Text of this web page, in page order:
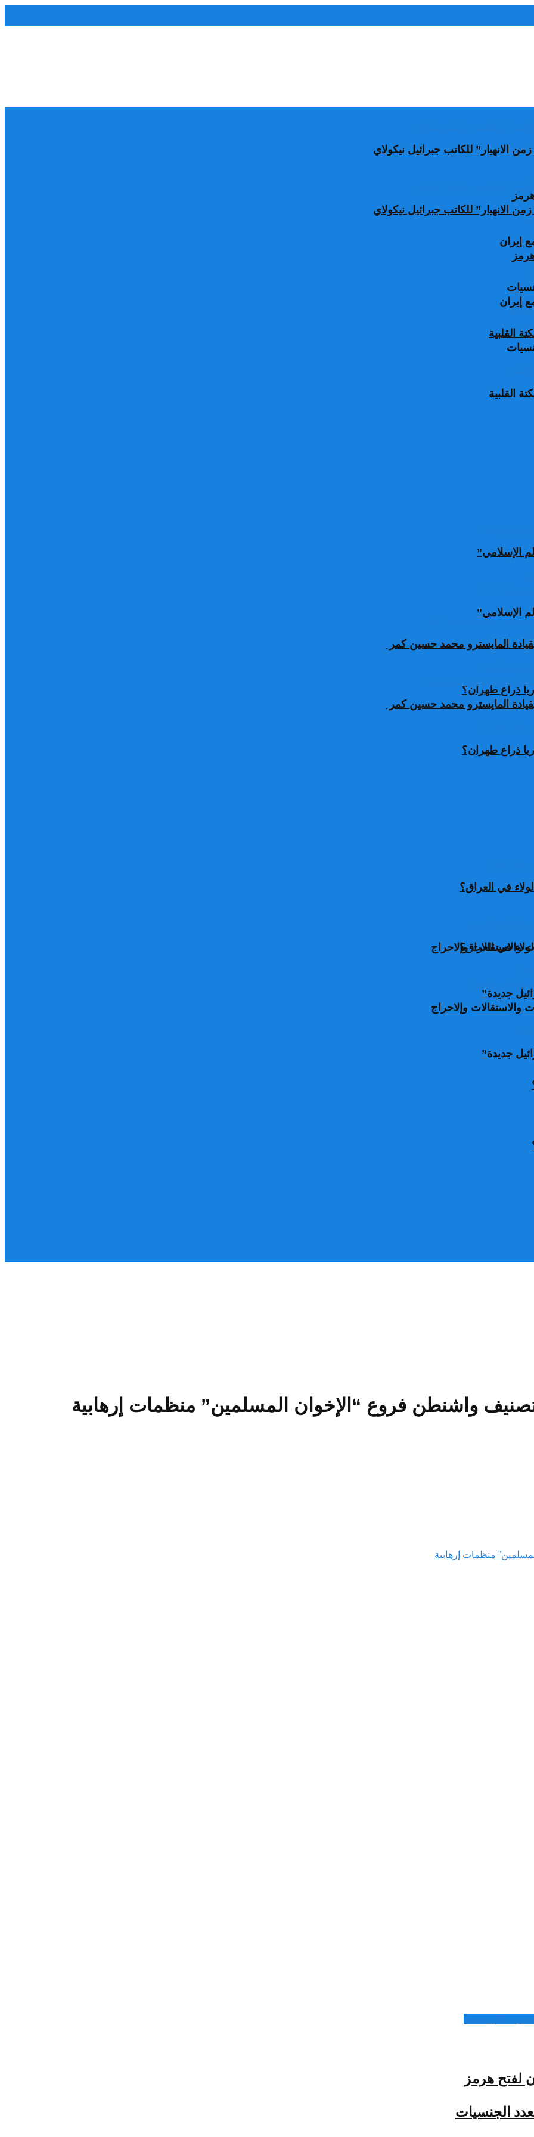
الانهيار” للكاتب جبرائيل نيكولاي
إيران
القلبية
الإسلامي”
المايسترو محمد حسين كمر
ذراع طهران؟
في العراق؟
وإلاحراج
جديدة”
الانهيار” للكاتب جبرائيل نيكولاي
إيران
القلبية
الإسلامي”
المايسترو محمد حسين كمر
ذراع طهران؟
في العراق؟
وإلاحراج
جديدة”
واشنطن فروع “الإخوان المسلمين” منظمات إرهابية
الجنسيات